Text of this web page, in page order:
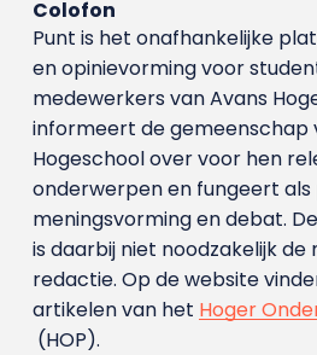
Colofon
Punt is het onafhankelijke
en opinievorming voor
medewerkers van Avans
informeert de gemeenschap
Hogeschool over voor hen
onderwerpen en fungeert als
meningsvorming en debat.
is daarbij niet noodzakelijk de
redactie. Op de website
artikelen van het Hoger
(HOP).